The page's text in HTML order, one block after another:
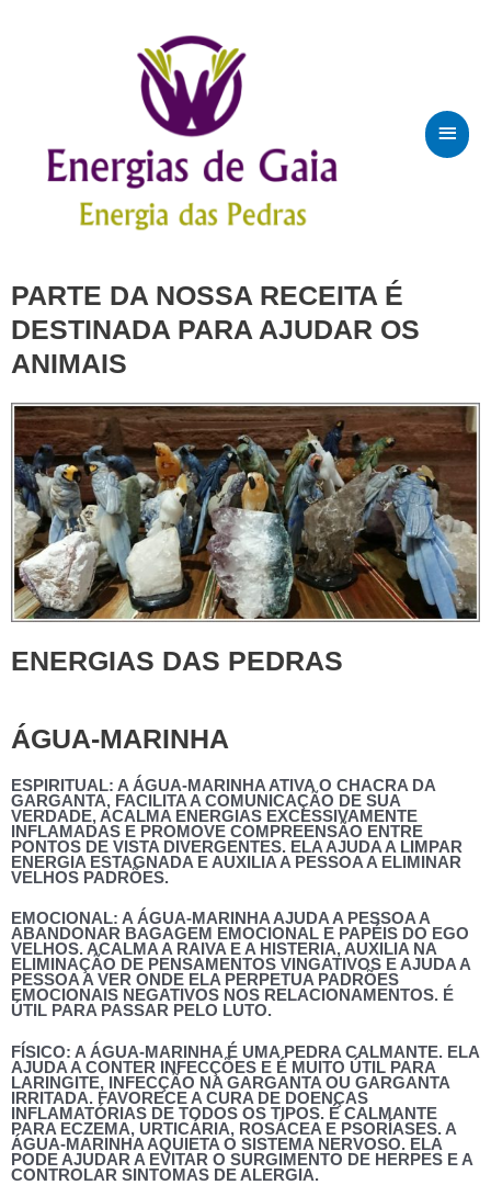
PARTE DA NOSSA RECEITA É
DESTINADA PARA AJUDAR OS
ANIMAIS
ENERGIAS DAS PEDRAS
ÁGUA-MARINHA
ESPIRITUAL: A ÁGUA-MARINHA ATIVA O CHACRA DA
GARGANTA, FACILITA A COMUNICAÇÃO DE SUA
VERDADE, ACALMA ENERGIAS EXCESSIVAMENTE
INFLAMADAS E PROMOVE COMPREENSÃO ENTRE
PONTOS DE VISTA DIVERGENTES. ELA AJUDA A LIMPAR
ENERGIA ESTAGNADA E AUXILIA A PESSOA A ELIMINAR
VELHOS PADRÕES.
EMOCIONAL: A ÁGUA-MARINHA AJUDA A PESSOA A
ABANDONAR BAGAGEM EMOCIONAL E PAPÉIS DO EGO
VELHOS. ACALMA A RAIVA E A HISTERIA, AUXILIA NA
ELIMINAÇÃO DE PENSAMENTOS VINGATIVOS E AJUDA A
PESSOA A VER ONDE ELA PERPETUA PADRÕES
EMOCIONAIS NEGATIVOS NOS RELACIONAMENTOS. É
ÚTIL PARA PASSAR PELO LUTO.
FÍSICO: A ÁGUA-MARINHA É UMA PEDRA CALMANTE. ELA
AJUDA A CONTER INFECÇÕES E É MUITO ÚTIL PARA
LARINGITE, INFECÇÃO NA GARGANTA OU GARGANTA
IRRITADA. FAVORECE A CURA DE DOENÇAS
INFLAMATÓRIAS DE TODOS OS TIPOS. É CALMANTE
PARA ECZEMA, URTICÁRIA, ROSÁCEA E PSORÍASES. A
ÁGUA-MARINHA AQUIETA O SISTEMA NERVOSO. ELA
PODE AJUDAR A EVITAR O SURGIMENTO DE HERPES E A
CONTROLAR SINTOMAS DE ALERGIA.